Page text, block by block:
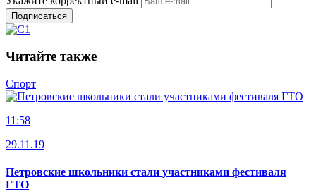
Подписаться
Читайте также
Спорт
11:58
29.11.19
Петровские школьники стали участниками фестиваля
ГТО